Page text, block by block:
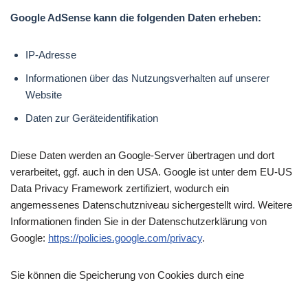
Google AdSense kann die folgenden Daten erheben:
IP-Adresse
Informationen über das Nutzungsverhalten auf unserer
Website
Daten zur Geräteidentifikation
Diese Daten werden an Google-Server übertragen und dort
verarbeitet, ggf. auch in den USA. Google ist unter dem EU-US
Data Privacy Framework zertifiziert, wodurch ein
angemessenes Datenschutzniveau sichergestellt wird. Weitere
Informationen finden Sie in der Datenschutzerklärung von
Google: https://policies.google.com/privacy.
Sie können die Speicherung von Cookies durch eine